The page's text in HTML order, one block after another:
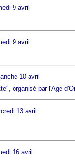
9 avril
9 avril
10 avril
organisé par l'Age d'Or
13 avril
16 avril